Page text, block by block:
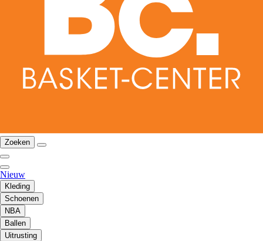
Zoeken
Nieuw
Kleding
Schoenen
NBA
Ballen
Uitrusting